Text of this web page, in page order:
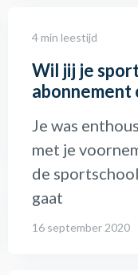
4 min leestijd
Wil jij je
abonnement
Je was
met je
de
gaat
16 september 2020